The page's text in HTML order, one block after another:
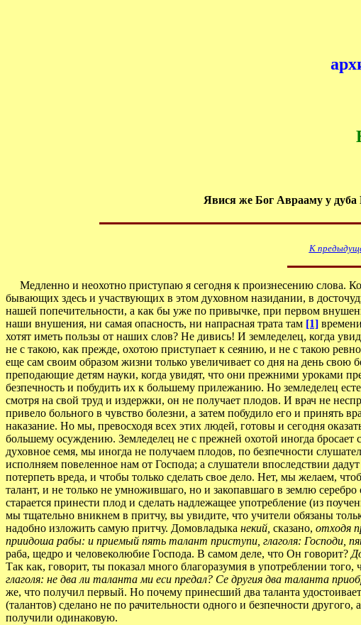
Явися же Бог Аврааму у
К
Медленно и неохотно приступаю я сегодня к произнесению слова.
бывающих здесь и участвующих в этом духовном назидании, в
нашей попечительности, а как бы уже по привычке, при первом
наши внушения, ни самая опасность, ни напрасная трата там [1]
хотят иметь пользы от наших слов? Не дивись! И земледелец, когда
не с такою, как прежде, охотою приступает к сеянию, и не с такою
еще сам своим образом жизни только увеличивает со дня на день свою
преподающие детям науки, когда увидят, что они прежними уроками
безпечность и побудить их к большему прилежанию. Но земледелец
смотря на свой труд и издержки, он не получает плодов. И врач не
привело больного в чувство болезни, а затем побудило его и принять
наказание. Но мы, превосходя всех этих людей, готовы и сегодня
большему осуждению. Земледелец не с прежней охотой иногда бросает
духовное семя, мы иногда не получаем плодов, по безпечности
исполняем повеленное нам от Господа; а слушатели впоследствии
потерпеть вреда, и чтобы только сделать свое дело. Нет, мы желаем,
талант, и не только не умножившаго, но и закопавшаго в землю
старается принести плод и сделать надлежащее употребление (из
мы тщательно вникнем в притчу, вы увидите, что учители обязаны
надобно изложить самую притчу. Домовладыка некий, сказано, отходя
приидоша рабы: и приемый пять талант приступи, глаголя: Господи,
раба, щедро и человеколюбие Господа. В самом деле, что Он говорит?
Так как, говорит, ты показал много благоразумия в употреблении
глаголя: не два ли таланта ми еси предал? Се другия два таланта
же, что получил первый. Но почему принесший два таланта
(талантов) сделано не по рачительности одного и безпечности
получили одинаковую.